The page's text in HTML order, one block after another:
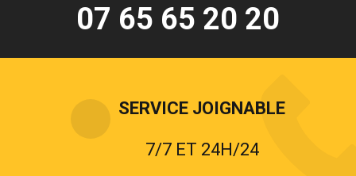
07 65 65 20 20
SERVICE JOIGNABLE
7/7 ET 24H/24